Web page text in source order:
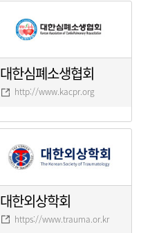
대한심폐소생협회
http://www.kacpr.org
대한외상학회
https://www.trauma.or.kr